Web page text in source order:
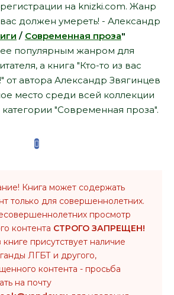
на knizki.com. Жанр
вас должен умереть! - Александр
/ Современная проза"
популярным жанром для
а книга "Кто-то из вас
от автора Александр Звягинцев
место среди всей коллекции
"Современная проза".
Книга может содержать
только для совершеннолетних.
просмотр
контента СТРОГО ЗАПРЕЩЕН!
книге присутствует наличие
ЛГБТ и другого,
контента - просьба
на почту